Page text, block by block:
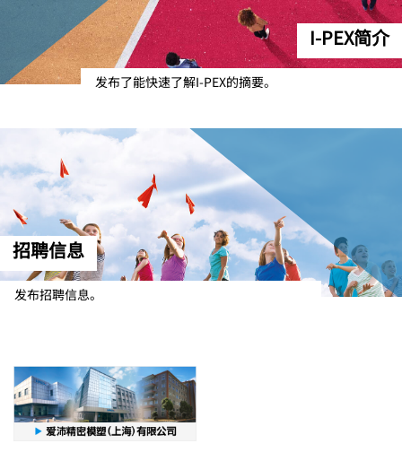
I-PEX简介
发布了能快速了解I-PEX的摘要。
招聘信息
发布招聘信息。